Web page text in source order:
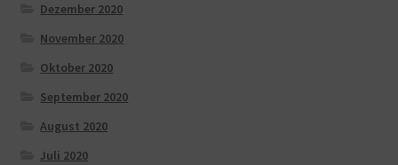
Dezember 2020
November 2020
Oktober 2020
September 2020
August 2020
Juli 2020